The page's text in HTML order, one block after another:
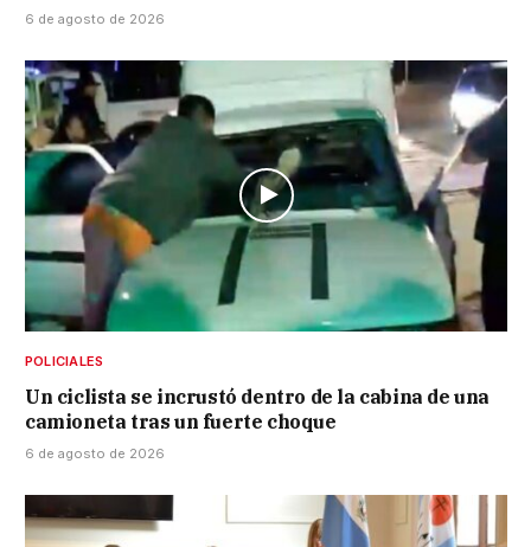
6 de agosto de 2026
POLICIALES
Un ciclista se incrustó dentro de la cabina de una
camioneta tras un fuerte choque
6 de agosto de 2026